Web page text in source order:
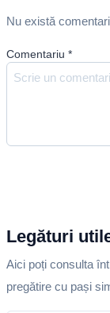
Nu există
Comentariu *
Legături
Aici poți consulta
pregătire cu pași